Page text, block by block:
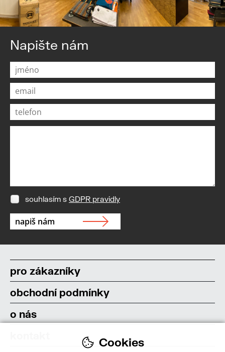
Napište nám
souhlasím s GDPR pravidly
pro zákazníky
obchodní podmínky
o nás
Cookies